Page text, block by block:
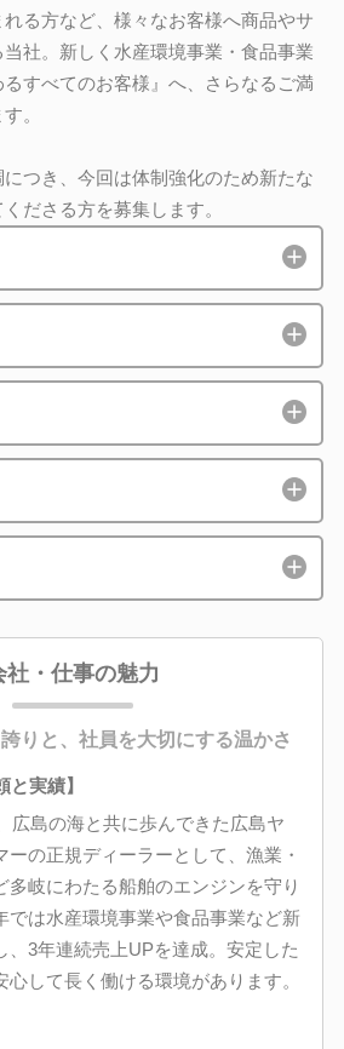
る方など、様々なお客様へ商品やサ
社。新しく水産環境事業・食品事業
すべてのお客様』へ、さらなるご満
。
つき、今回は体制強化のため新たな
ださる方を募集します。
社・仕事の魅力
りと、社員を大切にする温かさ
と実績】
広島の海と共に歩んできた広島ヤ
ーの正規ディーラーとして、漁業・
多岐にわたる船舶のエンジンを守り
では水産環境事業や食品事業など新
、3年連続売上UPを達成。安定した
して長く働ける環境があります。